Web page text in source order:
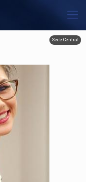
Sede Central